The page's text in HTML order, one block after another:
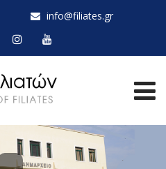
info@filiates.gr